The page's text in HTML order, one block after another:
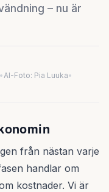
– nu är
•AI-Foto: Pia Luuka•
från nästan varje
handlar om
kostnader. Vi är